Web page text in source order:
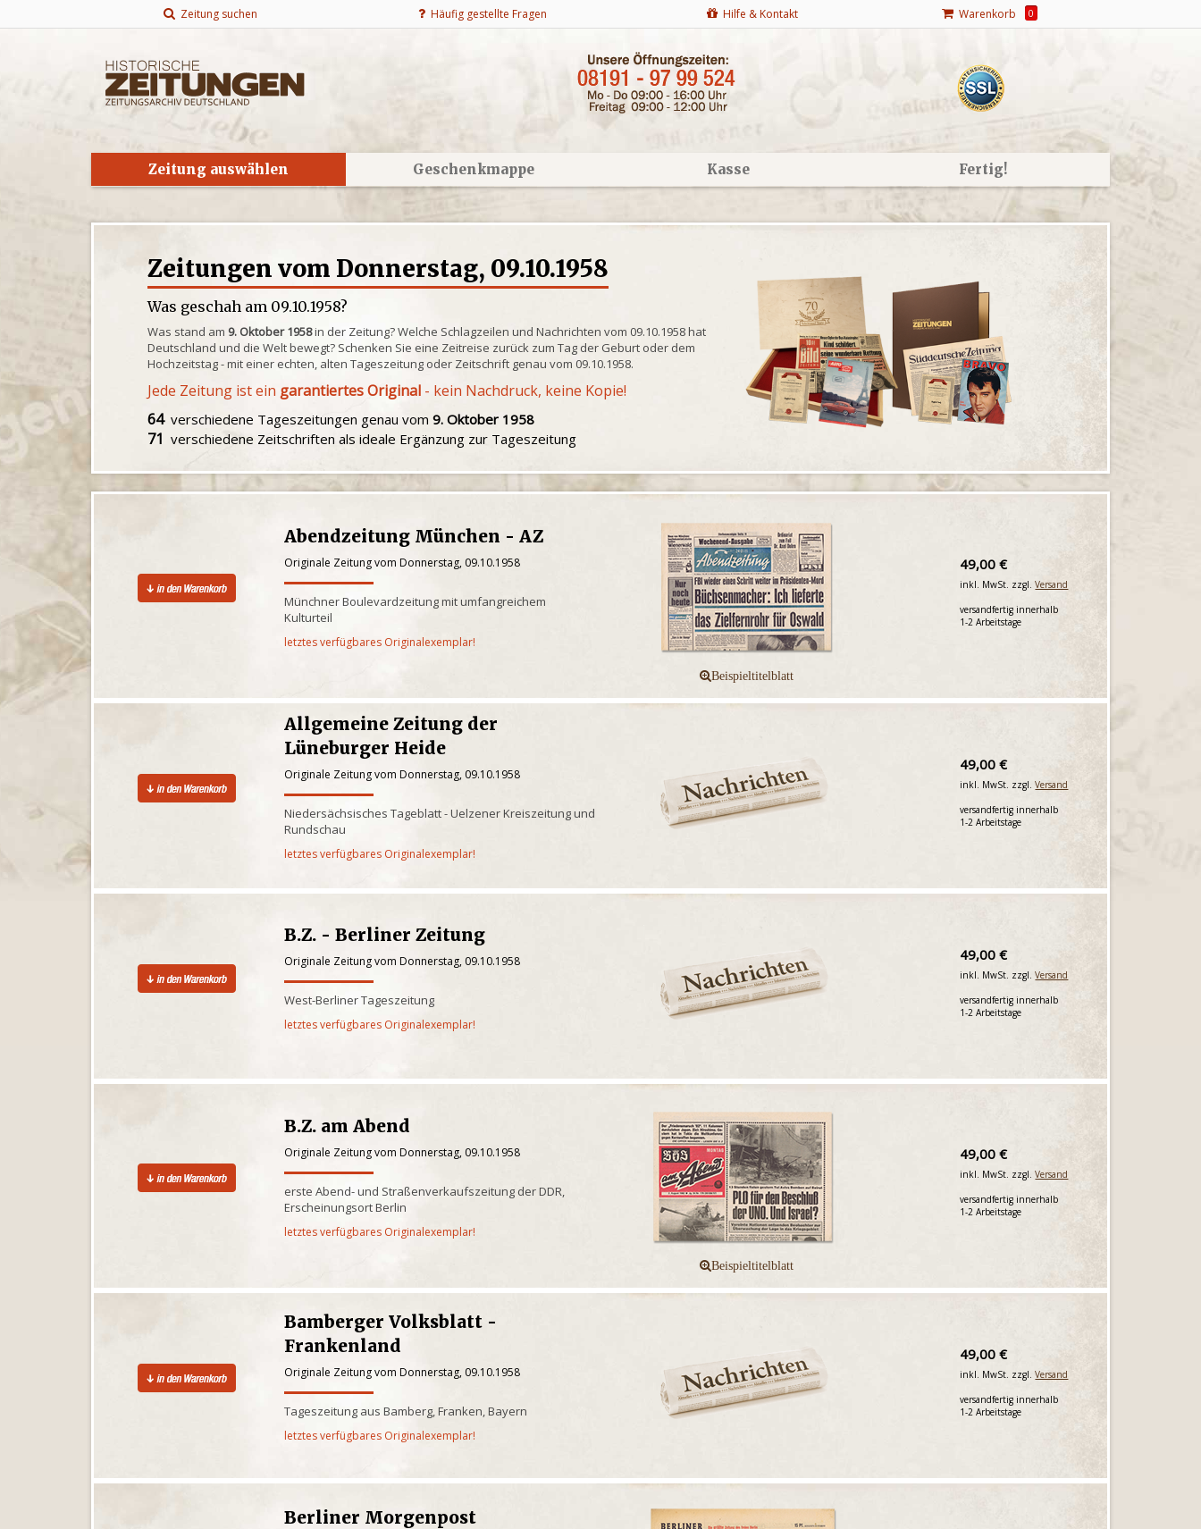
Zeitung suchen Häufig gestellte Fragen Hilfe & Kontakt Warenkorb 0
Zeitung auswählen Geschenkmappe Kasse Fertig!
Zeitungen vom Donnerstag, 09.10.1958
Was geschah am 09.10.1958?
Was stand am 9. Oktober 1958in der Zeitung? Welche Schlagzeilen und Nachrichten vom 09.10.1958 hat
Deutschland und die Welt bewegt? Schenken Sie eine Zeitreise zurück zum Tag der Geburt oder dem
Hochzeitstag - mit einer echten, alten Tageszeitung oder Zeitschrift genau vom 09.10.1958.
Jede Zeitung ist ein garantiertes Original - kein Nachdruck, keine Kopie!
64verschiedene Tageszeitungen genau vom9. Oktober 1958
71 verschiedene Zeitschriften als ideale Ergänzung zur Tageszeitung
Abendzeitung München - AZ
Originale Zeitung vom Donnerstag, 09.10.1958
Münchner Boulevardzeitung mit umfangreichem
Kulturteil
letztes verfügbares Originalexemplar!
49,00 €
inkl. MwSt. zzgl.Versand
versandfertig innerhalb
1-2 Arbeitstage
Allgemeine Zeitung der
Lüneburger Heide
Originale Zeitung vom Donnerstag, 09.10.1958
Niedersächsisches Tageblatt - Uelzener Kreiszeitung und
Rundschau
letztes verfügbares Originalexemplar!
49,00 €
inkl. MwSt. zzgl.Versand
versandfertig innerhalb
1-2 Arbeitstage
B.Z. - Berliner Zeitung
Originale Zeitung vom Donnerstag, 09.10.1958
West-Berliner Tageszeitung
letztes verfügbares Originalexemplar!
49,00 €
inkl. MwSt. zzgl.Versand
versandfertig innerhalb
1-2 Arbeitstage
B.Z. am Abend
Originale Zeitung vom Donnerstag, 09.10.1958
erste Abend- und Straßenverkaufszeitung der DDR,
Erscheinungsort Berlin
letztes verfügbares Originalexemplar!
49,00 €
inkl. MwSt. zzgl.Versand
versandfertig innerhalb
1-2 Arbeitstage
Bamberger Volksblatt -
Frankenland
Originale Zeitung vom Donnerstag, 09.10.1958
Tageszeitung aus Bamberg, Franken, Bayern
letztes verfügbares Originalexemplar!
49,00 €
inkl. MwSt. zzgl.Versand
versandfertig innerhalb
1-2 Arbeitstage
Berliner Morgenpost